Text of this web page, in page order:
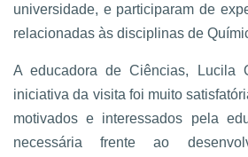
universidade, e participaram de
relacionadas às disciplinas de
A educadora de Ciências, Lucila
iniciativa da visita foi muito
motivados e interessados pela
necessária frente ao